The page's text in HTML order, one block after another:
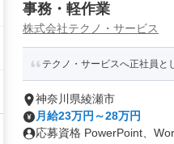
事務・軽作業
株式会社テクノ・サービス
テクノ・サービスへ正社員と
神奈川県綾瀬市
月給23万円～28万円
応募資格 PowerPoint、